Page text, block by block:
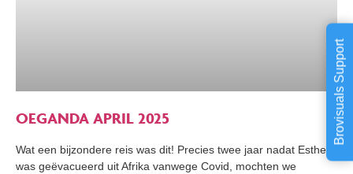
OEGANDA APRIL 2025
Wat een bijzondere reis was dit! Precies twee jaar nadat Esther
was geëvacueerd uit Afrika vanwege Covid, mochten we
Brovisuals Support